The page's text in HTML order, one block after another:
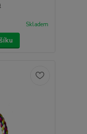
Skladem